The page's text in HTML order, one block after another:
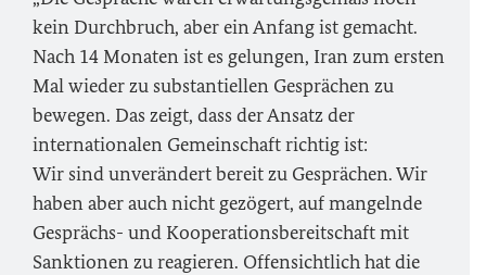
kein Durchbruch, aber ein Anfang ist gemacht.
Nach 14 Monaten ist es gelungen, Iran zum ersten
Mal wieder zu substantiellen Gesprächen zu
bewegen. Das zeigt, dass der Ansatz der
internationalen Gemeinschaft richtig ist:
Wir sind unverändert bereit zu Gesprächen. Wir
haben aber auch nicht gezögert, auf mangelnde
Gesprächs- und Kooperationsbereitschaft mit
Sanktionen zu reagieren. Offensichtlich hat die